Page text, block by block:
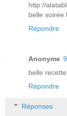
http://
belle soirée
Répondre
Anonyme
belle
Répondre
Réponses